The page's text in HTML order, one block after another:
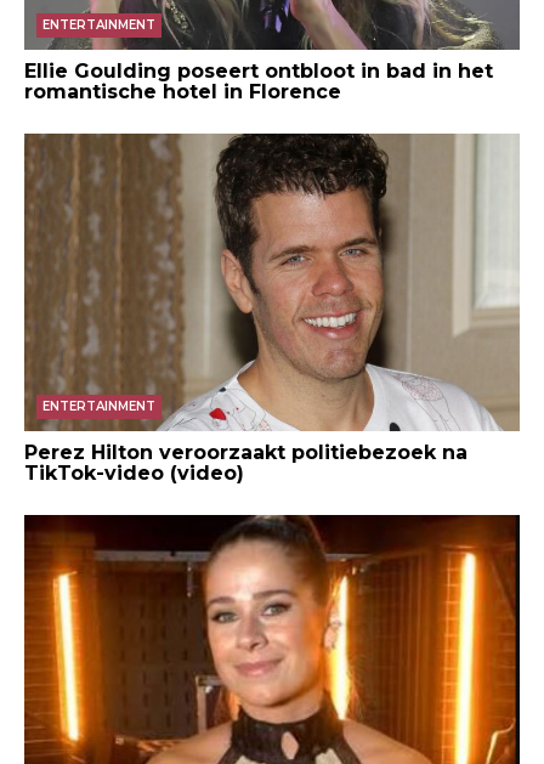
ENTERTAINMENT
Ellie Goulding poseert ontbloot in bad in het
romantische hotel in Florence
ENTERTAINMENT
Perez Hilton veroorzaakt politiebezoek na
TikTok-video (video)